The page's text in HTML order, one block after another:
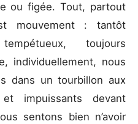
ou figée. Tout, partout
mouvement : tantôt
toujours
individuellement, nous
dans un tourbillon aux
impuissants devant
sentons bien n’avoir